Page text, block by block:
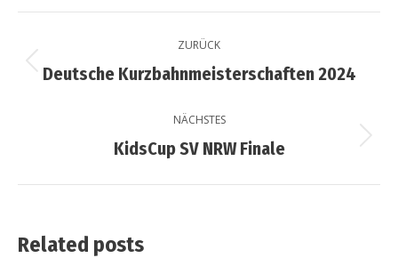
ZURÜCK
Deutsche Kurzbahnmeisterschaften 2024
NÄCHSTES
KidsCup SV NRW Finale
Related posts